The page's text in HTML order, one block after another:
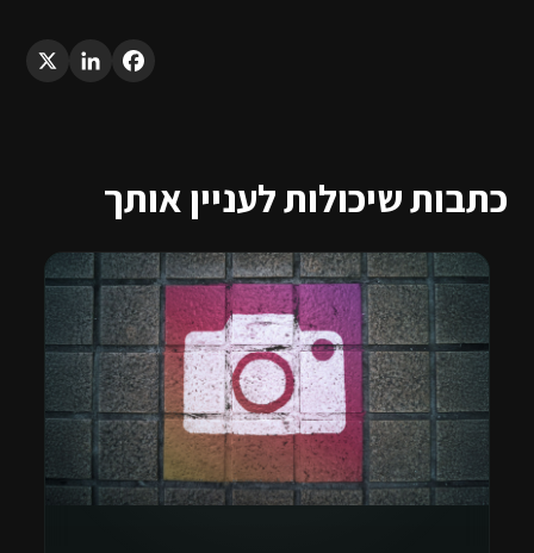
Facebook
LinkedIn
X
כתבות שיכולות לעניין אותך